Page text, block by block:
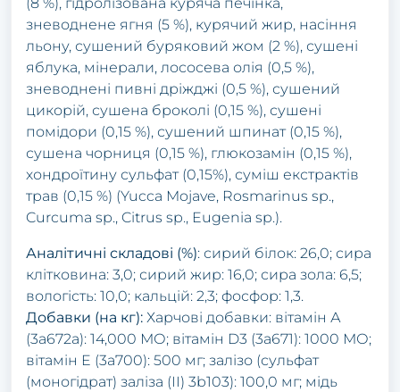
зневоднене ягня (5 %), курячий жир, насіння
льону, сушений буряковий жом (2 %), сушені
яблука, мінерали, лососева олія (0,5 %),
зневоднені пивні дріжджі (0,5 %), сушений
цикорій, сушена броколі (0,15 %), сушені
помідори (0,15 %), сушений шпинат (0,15 %),
сушена чорниця (0,15 %), глюкозамін (0,15 %),
хондроїтину сульфат (0,15%), суміш екстрактів
трав (0,15 %) (Yucca Mojave, Rosmarinus sp.,
Curcuma sp., Citrus sp., Eugenia sp.).
Аналітичні складові (%): сирий білок: 26,0; сира
клітковина: 3,0; сирий жир: 16,0; сира зола: 6,5;
вологість: 10,0; кальцій: 2,3; фосфор: 1,3.
Добавки (на кг): Харчові добавки: вітамін А
(3a672a): 14,000 МО; вітамін D3 (3a671): 1000 МО;
вітамін E (3a700): 500 мг; залізо (сульфат
(моногідрат) заліза (II) 3b103): 100,0 мг; мідь